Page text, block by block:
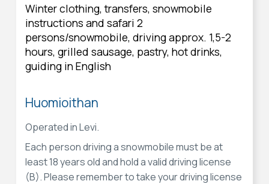
Winter clothing, transfers, snowmobile
instructions and safari 2
persons/snowmobile, driving approx. 1,5-2
hours, grilled sausage, pastry, hot drinks,
guiding in English
Huomioithan
Operated in Levi.
Each person driving a snowmobile must be at
least 18 years old and hold a valid driving license
(B). Please remember to take your driving license